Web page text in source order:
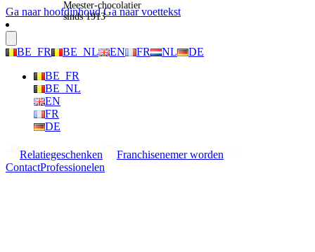
Ga naar hoofdinhoud Ga naar voettekst
BE_FR BE_NL EN FR NL
DE
BE_FR
BE_NL
EN
FR
DE
Relatiegeschenken
Franchisenemer worden
ContactProfessionelen
Meester-chocolatier
sinds 1913